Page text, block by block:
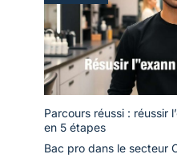
Parcours réussi : réussir
en 5 étapes
Bac pro dans le secteur